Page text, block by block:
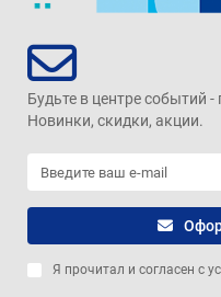
Будьте в центре событий
Новинки, скидки, акции.
Я прочитал и согласен с